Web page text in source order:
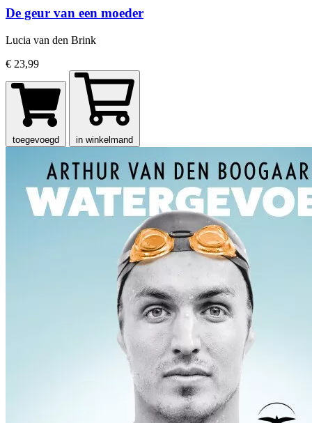
De geur van een moeder
Lucia van den Brink
€ 23,99
toegevoegd in winkelmand